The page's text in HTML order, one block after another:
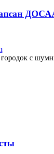
городок с